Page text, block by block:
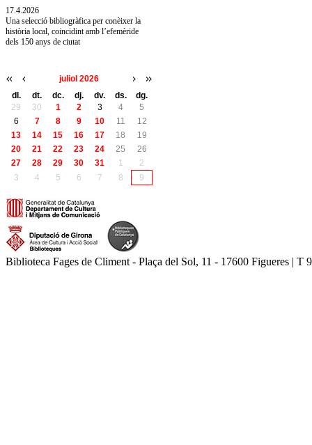
17.4.2026
Una selecció bibliogràfica per conèixer la
història local, coincidint amb l’efemèride
dels 150 anys de ciutat
juliol 2026
dl.
dt. dc. dj. dv. ds.
dg.
29
30 1 2 3 4
5
6
7 8 9 10 11
12
13
14 15 16 17 18
19
20
21 22 23 24 25
26
27
28 29 30 31 1
2
3
4 5 6 7 8 9
Biblioteca Fages de Climent - Plaça del Sol, 11 - 17600 Figueres |